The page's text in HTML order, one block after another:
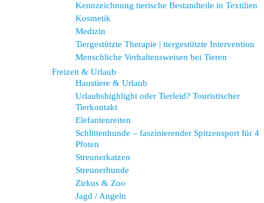
Kennzeichnung tierische Bestandteile in Textilien
Kosmetik
Medizin
Tiergestützte Therapie | tiergestützte Intervention
Menschliche Verhaltensweisen bei Tieren
Freizeit & Urlaub
Haustiere & Urlaub
Urlaubshighlight oder Tierleid? Touristischer
Tierkontakt
Elefantenreiten
Schlittenhunde – faszinierender Spitzensport für 4
Pfoten
Streunerkatzen
Streunerhunde
Zirkus & Zoo
Jagd / Angeln